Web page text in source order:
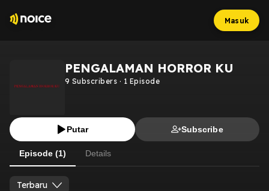
Masuk
PENGALAMAN HORROR KU
9 Subscribers · 1 Episode
Putar Subscribe
Episode (1) Details
Terbaru